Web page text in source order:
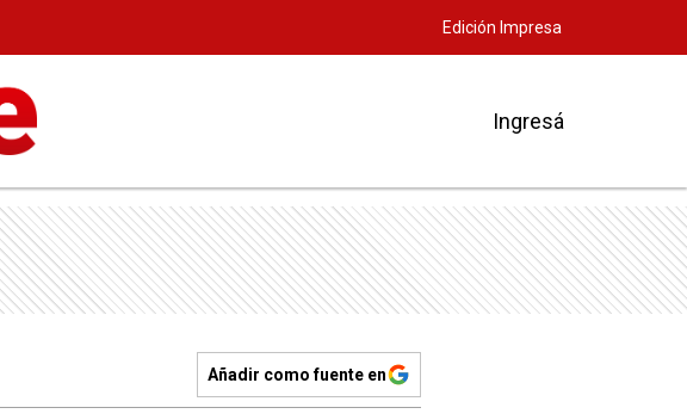
Edición Impresa
Ingresá
Añadir como fuente en